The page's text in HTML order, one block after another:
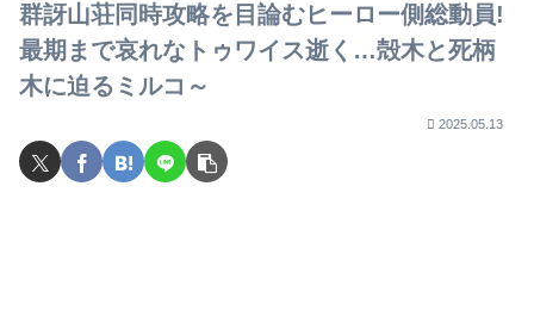
群訝山荘同時攻略を目論むヒーロー側総動員!
最期まで哀れなトゥワイス逝く…殻木と死柄
木に迫るミルコ～
2025.05.13